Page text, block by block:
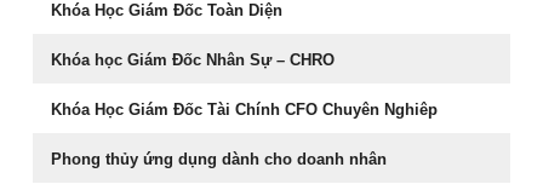
Khóa Học Giám Đốc Toàn Diện
Khóa học Giám Đốc Nhân Sự – CHRO
Khóa Học Giám Đốc Tài Chính CFO Chuyên Nghiêp
Phong thủy ứng dụng dành cho doanh nhân
Khoá học Nâng cao năng lực
quản lý cấp Trung (-50%)
2
Khoá học CEO Giám Đốc Điều
05/08/2026